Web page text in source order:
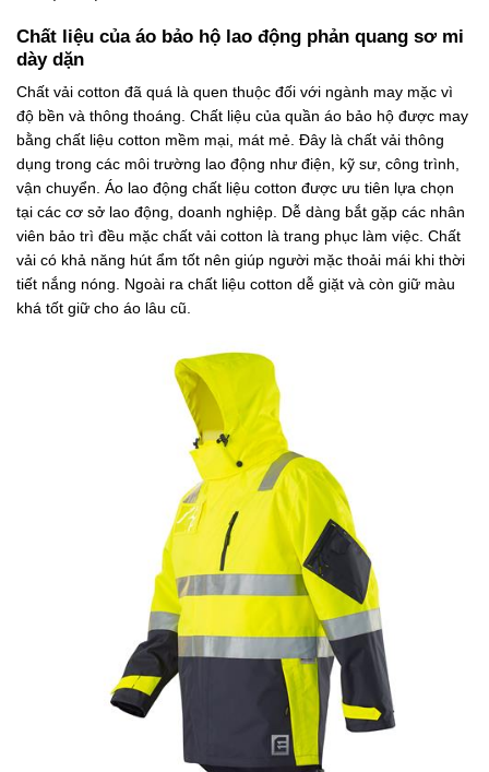
Chất liệu của áo bảo hộ lao động phản quang sơ mi
dày dặn
Chất vải cotton đã quá là quen thuộc đối với ngành may mặc vì
độ bền và thông thoáng. Chất liệu của quần áo bảo hộ được may
bằng chất liệu cotton mềm mại, mát mẻ. Đây là chất vải thông
dụng trong các môi trường lao động như điện, kỹ sư, công trình,
vận chuyển. Áo lao động chất liệu cotton được ưu tiên lựa chọn
tại các cơ sở lao động, doanh nghiệp. Dễ dàng bắt gặp các nhân
viên bảo trì đều mặc chất vải cotton là trang phục làm việc. Chất
vải có khả năng hút ẩm tốt nên giúp người mặc thoải mái khi thời
tiết nắng nóng. Ngoài ra chất liệu cotton dễ giặt và còn giữ màu
khá tốt giữ cho áo lâu cũ.